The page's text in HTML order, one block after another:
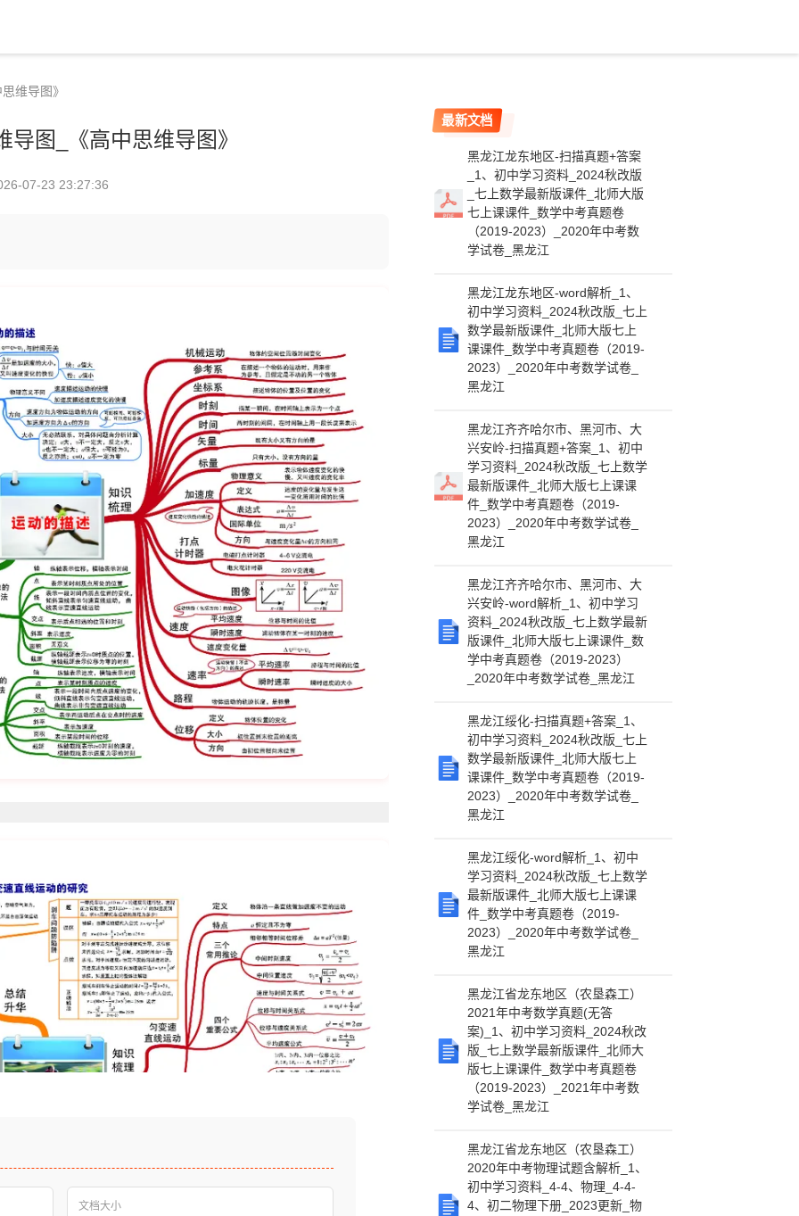
维导图》
导图_《高中思维导图》
07-23 23:27:36
文档大小
最新文档
黑龙江龙东地区-扫描真题+答案
_1、初中学习资料_2024秋改版
_七上数学最新版课件_北师大版
七上课课件_数学中考真题卷
（2019-2023）_2020年中考数
学试卷_黑龙江
黑龙江龙东地区-word解析_1、
初中学习资料_2024秋改版_七上
数学最新版课件_北师大版七上
课课件_数学中考真题卷（2019-
2023）_2020年中考数学试卷_
黑龙江
黑龙江齐齐哈尔市、黑河市、大
兴安岭-扫描真题+答案_1、初中
学习资料_2024秋改版_七上数学
最新版课件_北师大版七上课课
件_数学中考真题卷（2019-
2023）_2020年中考数学试卷_
黑龙江
黑龙江齐齐哈尔市、黑河市、大
兴安岭-word解析_1、初中学习
资料_2024秋改版_七上数学最新
版课件_北师大版七上课课件_数
学中考真题卷（2019-2023）
_2020年中考数学试卷_黑龙江
黑龙江绥化-扫描真题+答案_1、
初中学习资料_2024秋改版_七上
数学最新版课件_北师大版七上
课课件_数学中考真题卷（2019-
2023）_2020年中考数学试卷_
黑龙江
黑龙江绥化-word解析_1、初中
学习资料_2024秋改版_七上数学
最新版课件_北师大版七上课课
件_数学中考真题卷（2019-
2023）_2020年中考数学试卷_
黑龙江
黑龙江省龙东地区（农垦森工）
2021年中考数学真题(无答
案)_1、初中学习资料_2024秋改
版_七上数学最新版课件_北师大
版七上课课件_数学中考真题卷
（2019-2023）_2021年中考数
学试卷_黑龙江
黑龙江省龙东地区（农垦森工）
2020年中考物理试题含解析_1、
初中学习资料_4-4、物理_4-4-
4、初二物理下册_2023更新_物